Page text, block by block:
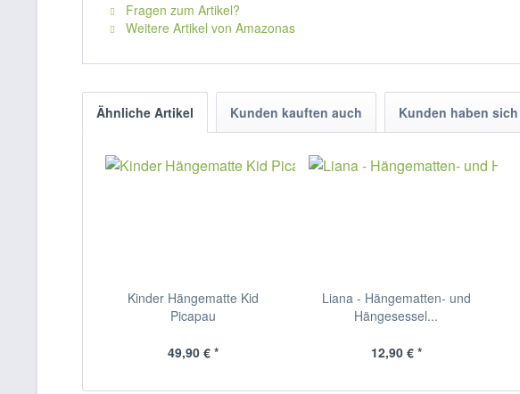
Fragen zum Artikel?
Weitere Artikel von Amazonas
Ähnliche Artikel Kunden kauften auch Kunden haben
Kinder Hängematte Kid
Picapau
49,90 € *
Liana - Hängematten- und
Hängesessel...
12,90 € *